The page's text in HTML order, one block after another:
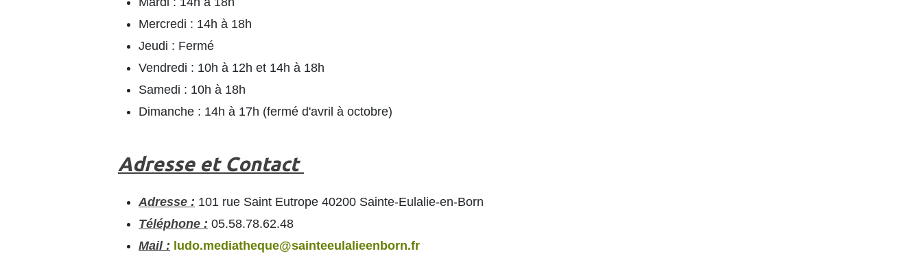
Mercredi : 14h à 18h
Jeudi : Fermé
Vendredi : 10h à 12h et 14h à 18h
Samedi : 10h à 18h
Dimanche : 14h à 17h (fermé d'avril à octobre)
Adresse et Contact
Adresse : 101 rue Saint Eutrope 40200 Sainte-Eulalie-en-Born
Téléphone : 05.58.78.62.48
Mail : ludo.mediatheque@sainteeulalieenborn.fr